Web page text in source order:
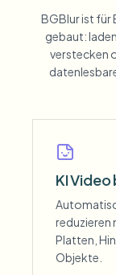
BGBlur ist
gebaut:
verstecken
KI Video
reduzieren
Platten,
Objekte.